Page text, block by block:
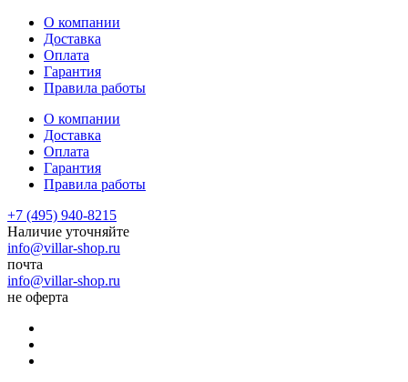
О компании
Доставка
Оплата
Гарантия
Правила работы
О компании
Доставка
Оплата
Гарантия
Правила работы
+7 (495) 940-8215
Наличие уточняйте
info@villar-shop.ru
почта
info@villar-shop.ru
не оферта